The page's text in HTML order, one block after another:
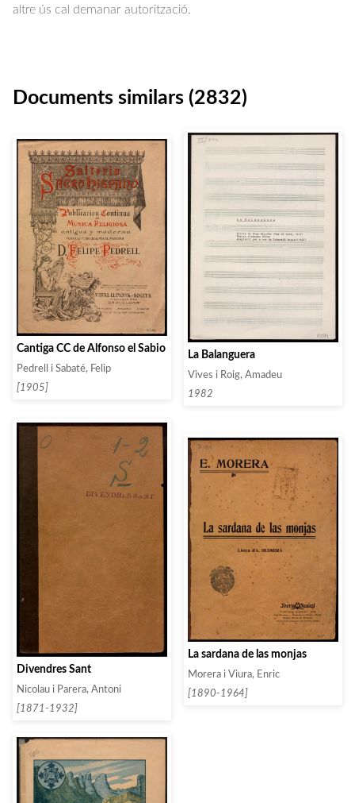
altre ús cal demanar autorització.
Documents similars (2832)
Cantiga CC de Alfonso el Sabio
Pedrell i Sabaté, Felip
[1905]
La Balanguera
Vives i Roig, Amadeu
1982
Divendres Sant
Nicolau i Parera, Antoni
[1871-1932]
La sardana de las monjas
Morera i Viura, Enric
[1890-1964]